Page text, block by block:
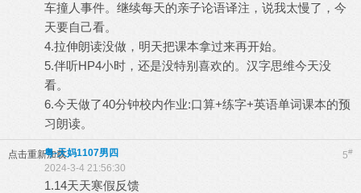
车撞人事件。继续每天的亲子论语译注，说我太慢了，今
天要自己看。
4.拉伸朗读没做，明天把课本拿过来再开始。
5.伴听HP4小时，还是没特别喜欢的。汉字思维今天没
看。
6.今天做了40分钟校内作业:口算+练字+英语单词课本的预
习朗读。
点击重新加载 5#
粤-天妈1107男四
2024-3-4 21:56:30
1.14天天寒假反馈